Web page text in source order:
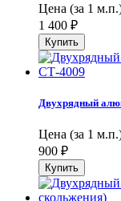
Цена (за 1
1 400 ₽
Двухрядный
Цена (за 1
900 ₽